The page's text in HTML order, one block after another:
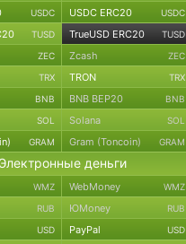
USDC USDC ERC20 USDC
TUSD TrueUSD ERC20 TUSD
ZEC Zcash ZEC
TRX TRON TRX
BNB BNB BEP20 BNB
SOL Solana SOL
GRAM Gram (Toncoin) GRAM
Электронные деньги
WMZ WebMoney WMZ
RUB ЮMoney RUB
USD PayPal USD